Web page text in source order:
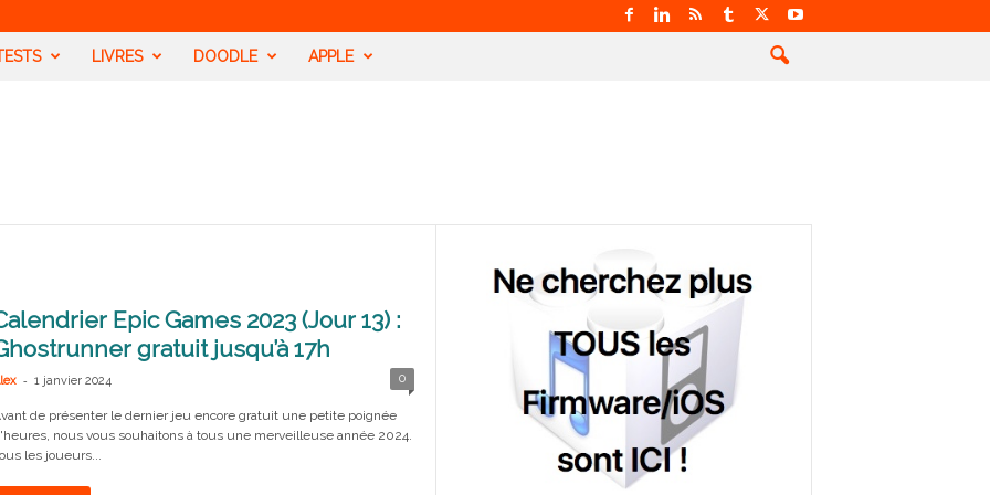
LIVRES DOODLE APPLE
Epic Games 2023 (Jour 13) :
gratuit jusqu’à 17h
- 1 janvier 2024 0
de présenter le dernier jeu encore gratuit une petite poignée
nous vous souhaitons à tous une merveilleuse année 2024.
les joueurs...